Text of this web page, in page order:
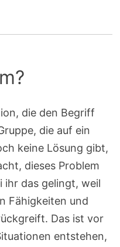
die den Begriff
die auf ein
keine Lösung gibt,
dieses Problem
ihr das gelingt, weil
Fähigkeiten und
Das ist vor
entstehen,